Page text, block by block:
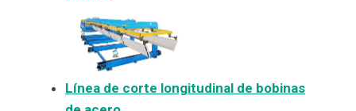
Línea de corte longitudinal de bobinas